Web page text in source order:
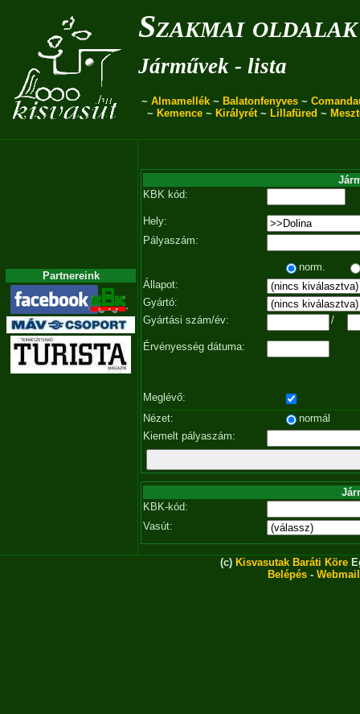
Szakmai oldalak
Járművek - lista
~ Almamellék ~ Balatonfenyves ~
~ Kemence~ Királyrét~ Lillafüred ~
Partnereink
KBK kód:
Hely:
Pályaszám:
norm.
Állapot:
Gyártó:
Gyártási szám/év:
/
Érvényesség dátuma:
Meglévő:
Nézet:
normál
Kiemelt pályaszám:
KBK-kód:
Vasút:
(c) Kisvasutak Baráti Köre
Belépés - Webmail